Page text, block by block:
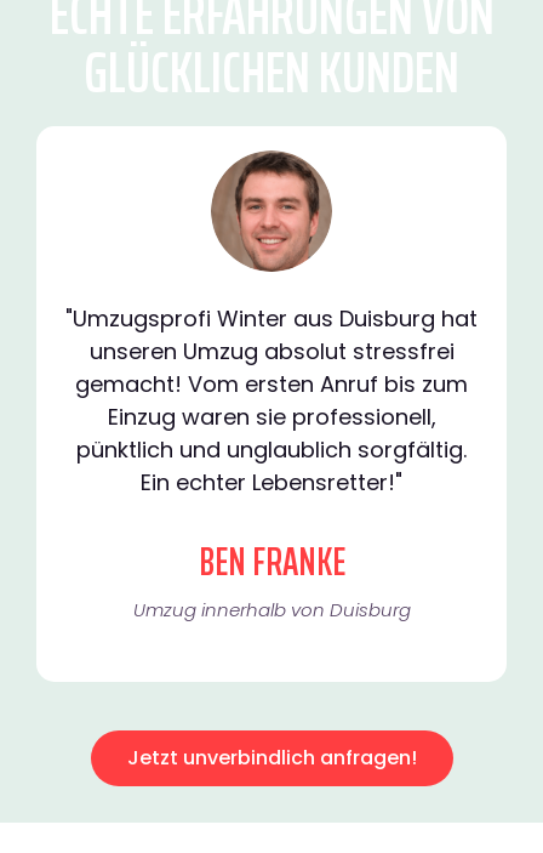
GLÜCKLICHEN KUNDEN
"Umzugsprofi Winter aus Duisburg hat
unseren Umzug absolut stressfrei
gemacht! Vom ersten Anruf bis zum
Einzug waren sie professionell,
pünktlich und unglaublich sorgfältig.
Ein echter Lebensretter!"
BEN FRANKE
Umzug innerhalb von Duisburg​
Jetzt unverbindlich anfragen!